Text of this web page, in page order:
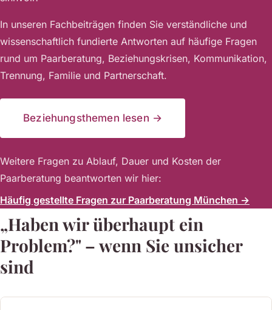
In unseren Fachbeiträgen finden Sie verständliche und
wissenschaftlich fundierte Antworten auf häufige Fragen
rund um Paarberatung, Beziehungskrisen, Kommunikation,
Trennung, Familie und Partnerschaft.
Beziehungsthemen lesen →
Weitere Fragen zu Ablauf, Dauer und Kosten der
Paarberatung beantworten wir hier:
Häufig gestellte Fragen zur Paarberatung München →
„Haben wir überhaupt ein
Problem?" – wenn Sie unsicher
sind